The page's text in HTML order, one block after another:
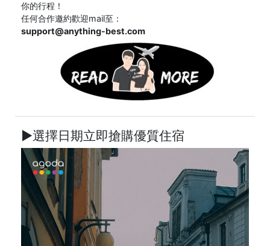
你的行程！
任何合作邀約歡迎mail至：
support@anything-best.com
►選擇日期立即搶購優質住宿